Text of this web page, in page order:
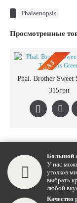
Phalaenopsis
Просмотренные
ПРЕДЗАКАЗ315грн
Большой
У нас
уголков
выбрать
любой
Качество